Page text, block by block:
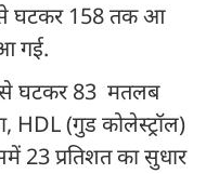
घटकर 158 तक आ
गई.
से घटकर 83 मतलब
HDL (गुड कोलेस्ट्रॉल)
23 प्रतिशत का सुधार